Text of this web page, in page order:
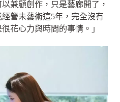
兼顧創作，只是藝廊開了，
營未藝術這5年，完全沒有
花心力與時間的事情。」